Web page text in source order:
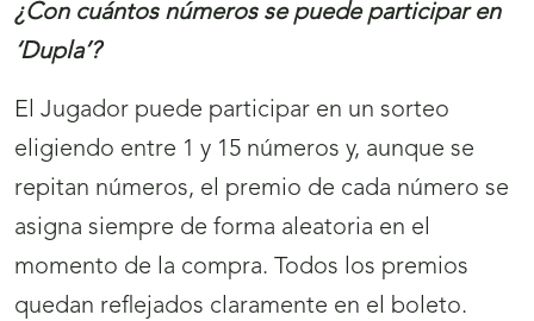
¿Con cuántos números se puede participar en
‘Dupla’?
El Jugador puede participar en un sorteo
eligiendo entre 1 y 15 números y, aunque se
repitan números, el premio de cada número se
asigna siempre de forma aleatoria en el
momento de la compra. Todos los premios
quedan reflejados claramente en el boleto.